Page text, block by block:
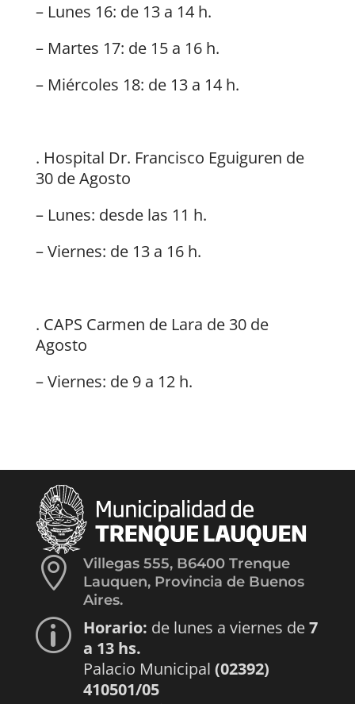
– Lunes 16: de 13 a 14 h.
– Martes 17: de 15 a 16 h.
– Miércoles 18: de 13 a 14 h.
. Hospital Dr. Francisco Eguiguren de
30 de Agosto
– Lunes: desde las 11 h.
– Viernes: de 13 a 16 h.
. CAPS Carmen de Lara de 30 de
Agosto
– Viernes: de 9 a 12 h.

Villegas 555, B6400 Trenque
Lauquen, Provincia de Buenos
Aires.
p Horario: de lunes a viernes de7
a 13 hs.
Palacio Municipal (02392)
410501/05